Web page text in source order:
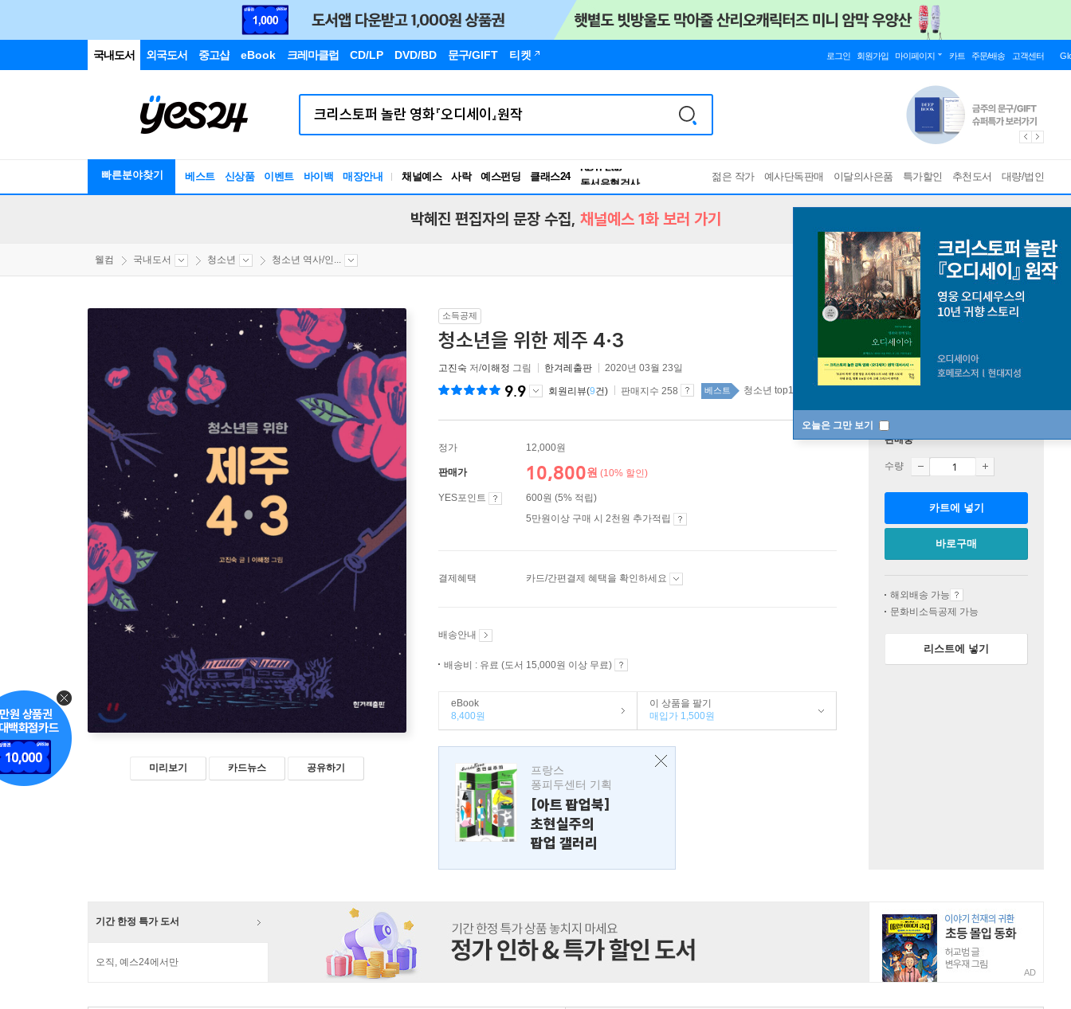
국내도서 외국도서 중고샵 eBook 크레마클럽 CD/LP DVD/BD 문구/GIFT 티켓 로그인 회원가입 마이페이지 카트 주문/배송 고객센터
빠른분야찾기 베스트 신상품 이벤트 바이백 매장안내 채널예스 사락 예스펀딩 클래스24
독서유형검사
RBTI Lab
젊은 작가 예사단독판매 이달의사은품 특가할인 추천도서 대량/법인
오늘은 그만 보기
박혜진 편집자의 문장 수집, 채널예스 1화 보러 가기
웰컴 국내도서 청소년 청소년 역사/인...
미리보기 카드뉴스 공유하기
소득공제
청소년을 위한 제주 4·3
고진숙 저/이해정 그림 한겨레출판 2020년 03월 23일
9.9 회원리뷰(9건) 판매지수 258 베스트 청소년 top100 1주
정가 12,000원
판매가 10,800원 (10% 할인)
YES포인트
600원 (5% 적립)
5만원이상 구매 시 2천원 추가적립
결제혜택 카드/간편결제 혜택을 확인하세요
배송안내
배송비 : 유료 (도서 15,000원 이상 무료)
eBook
8,400원
이 상품을 팔기
매입가 1,500원
프랑스
퐁피두센터 기획
[아트 팝업북]
초현실주의
팝업 갤러리
판매중
수량
카트에 넣기
바로구매
해외배송 가능
문화비소득공제 가능
리스트에 넣기
기간 한정 특가 도서
오직, 예스24에서만
AD